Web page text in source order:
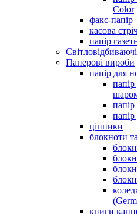
Color
факс-папір
касова
папір
Паперові вироби
папір для
цінники
блокноти
книги